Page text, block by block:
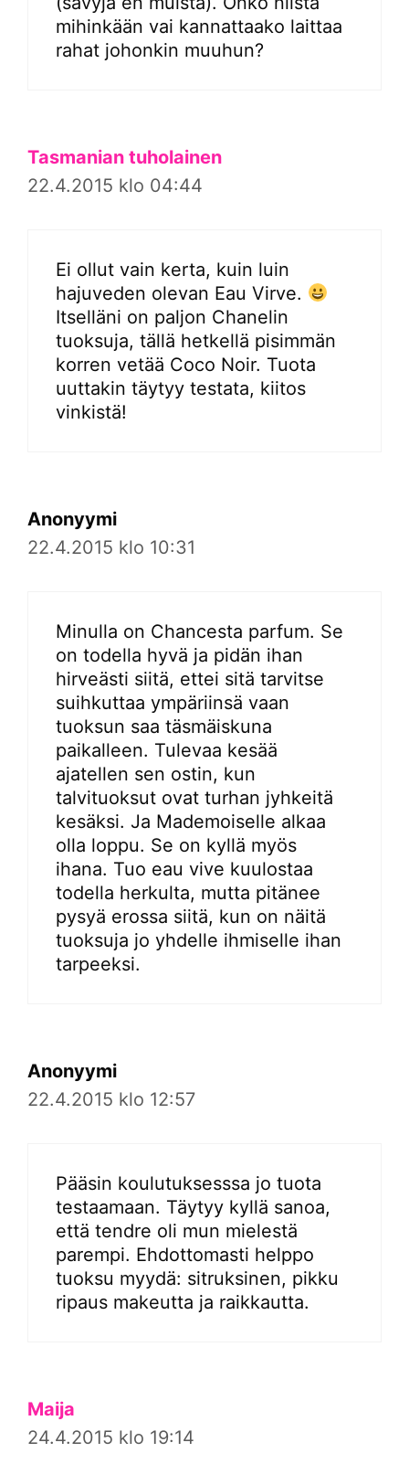
mihinkään vai kannattaako laittaa
rahat johonkin muuhun?
Tasmanian tuholainen
22.4.2015 klo 04:44
Ei ollut vain kerta, kuin luin
hajuveden olevan Eau Virve.
Itselläni on paljon Chanelin
tuoksuja, tällä hetkellä pisimmän
korren vetää Coco Noir. Tuota
uuttakin täytyy testata, kiitos
vinkistä!
Anonyymi
22.4.2015 klo 10:31
Minulla on Chancesta parfum. Se
on todella hyvä ja pidän ihan
hirveästi siitä, ettei sitä tarvitse
suihkuttaa ympäriinsä vaan
tuoksun saa täsmäiskuna
paikalleen. Tulevaa kesää
ajatellen sen ostin, kun
talvituoksut ovat turhan jyhkeitä
kesäksi. Ja Mademoiselle alkaa
olla loppu. Se on kyllä myös
ihana. Tuo eau vive kuulostaa
todella herkulta, mutta pitänee
pysyä erossa siitä, kun on näitä
tuoksuja jo yhdelle ihmiselle ihan
tarpeeksi.
Anonyymi
22.4.2015 klo 12:57
Pääsin koulutuksesssa jo tuota
testaamaan. Täytyy kyllä sanoa,
että tendre oli mun mielestä
parempi. Ehdottomasti helppo
tuoksu myydä: sitruksinen, pikku
ripaus makeutta ja raikkautta.
Maija
24.4.2015 klo 19:14